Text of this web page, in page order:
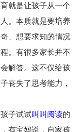
就是让孩子从一个
。本质就是要培养
、想要求知的情况
。有很多家长并不
解答。这不仅给孩
丧失了思考能力，
子试试叫叫阅读的
有宝妈说，自家孩